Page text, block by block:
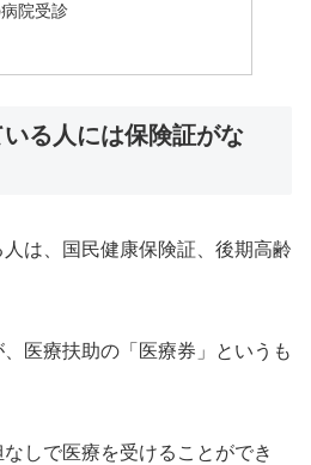
院受診
る人には保険証がな
は、国民健康保険証、後期高齢
医療扶助の「医療券」というも
しで医療を受けることができ